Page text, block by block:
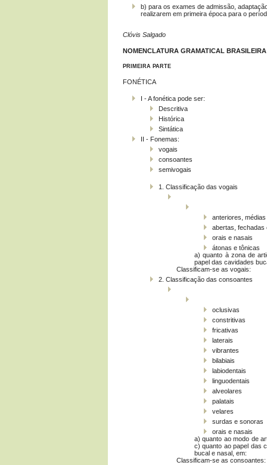
b) para os exames de admissão,
realizarem em primeira época para o
Clóvis Salgado
NOMENCLATURA GRAMATICAL BRASILEIRA
PRIMEIRA PARTE
FONÉTICA
I - A fonética pode ser:
Descritiva
Histórica
Sintática
II - Fonemas:
vogais
consoantes
semivogais
1. Classificação das vogais
anteriores,
abertas, fechadas
orais e nasais
átonas e tônicas
a) quanto à zona de
papel das cavidades
Classificam-se as vogais:
2. Classificação das consoantes
oclusivas
constritivas
fricativas
laterais
vibrantes
bilabiais
labiodentais
linguodentais
alveolares
palatais
velares
surdas e sonoras
orais e nasais
a) quanto ao modo de
c) quanto ao papel das
bucal e nasal, em:
Classificam-se as consoantes: